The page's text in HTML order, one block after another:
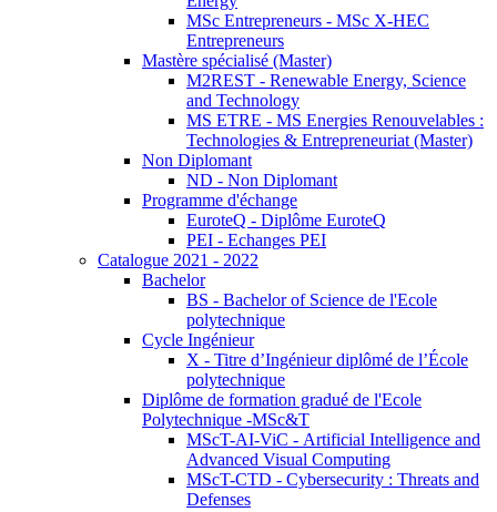
MSc Entrepreneurs - MSc X-HEC
Entrepreneurs
Mastère spécialisé (Master)
M2REST - Renewable Energy, Science
and Technology
MS ETRE - MS Energies Renouvelables :
Technologies & Entrepreneuriat (Master)
Non Diplomant
ND - Non Diplomant
Programme d'échange
EuroteQ - Diplôme EuroteQ
PEI - Echanges PEI
Catalogue 2021 - 2022
Bachelor
BS - Bachelor of Science de l'Ecole
polytechnique
Cycle Ingénieur
X - Titre d’Ingénieur diplômé de l’École
polytechnique
Diplôme de formation gradué de l'Ecole
Polytechnique -MSc&T
MScT-AI-ViC - Artificial Intelligence and
Advanced Visual Computing
MScT-CTD - Cybersecurity : Threats and
Defenses